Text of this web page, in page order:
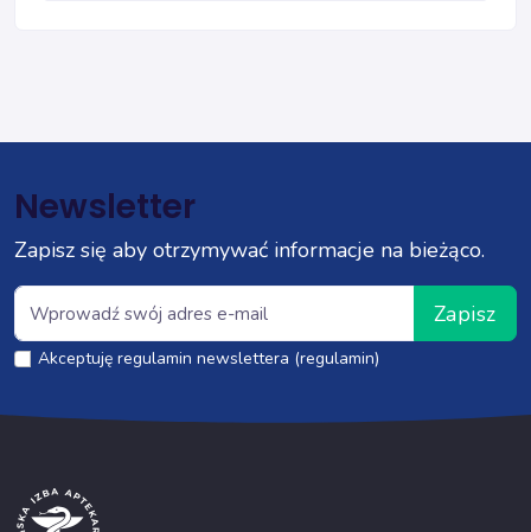
Newsletter
Zapisz się aby otrzymywać informacje na bieżąco.
Zapisz
Akceptuję regulamin newslettera (regulamin)